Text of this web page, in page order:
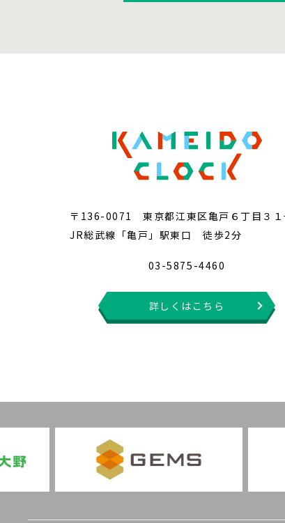
〒136-0071 東京都江東区亀戸６丁目３１
JR総武線「亀戸」駅東口 徒歩2分
03-5875-4460
詳しくはこちら